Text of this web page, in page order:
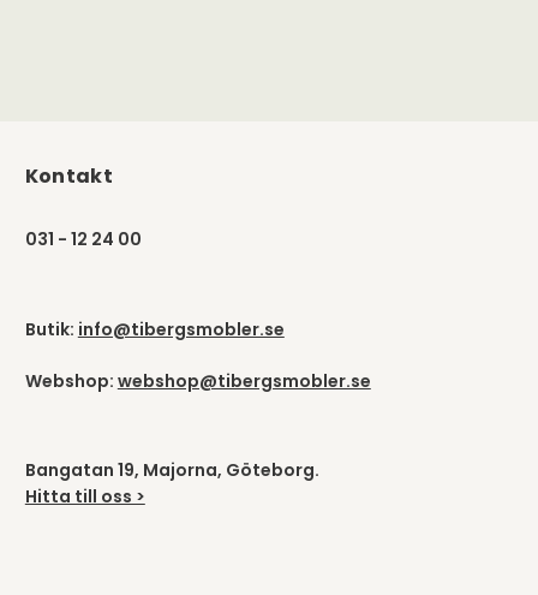
Kontakt
031 - 12 24 00
Butik: info@tibergsmobler.se
Webshop: webshop@tibergsmobler.se
Bangatan 19, Majorna, Göteborg.
Hitta till oss >